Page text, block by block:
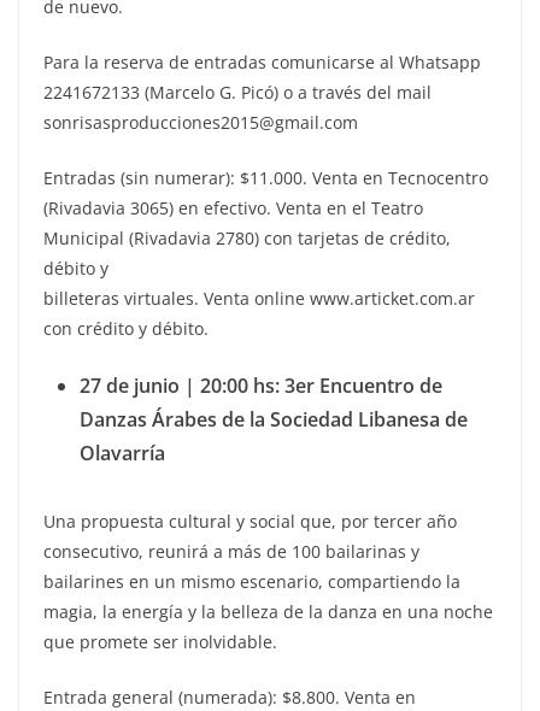
de nuevo.
Para la reserva de entradas comunicarse al Whatsapp
2241672133 (Marcelo G. Picó) o a través del mail
sonrisasproducciones2015@gmail.com
Entradas (sin numerar): $11.000. Venta en Tecnocentro
(Rivadavia 3065) en efectivo. Venta en el Teatro
Municipal (Rivadavia 2780) con tarjetas de crédito,
débito y
billeteras virtuales. Venta online www.articket.com.ar
con crédito y débito.
27 de junio | 20:00 hs: 3er Encuentro de
Danzas Árabes de la Sociedad Libanesa de
Olavarría
Una propuesta cultural y social que, por tercer año
consecutivo, reunirá a más de 100 bailarinas y
bailarines en un mismo escenario, compartiendo la
magia, la energía y la belleza de la danza en una noche
que promete ser inolvidable.
Entrada general (numerada): $8.800. Venta en